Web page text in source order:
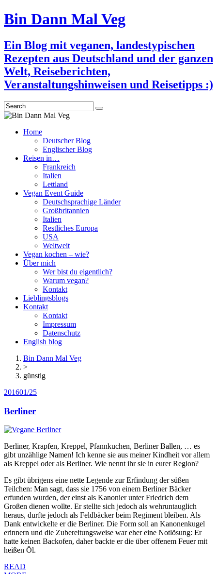
Bin Dann Mal Veg
Ein Blog mit veganen, landestypischen
Rezepten aus Deutschland und der ganzen
Welt, Reiseberichten,
Veranstaltungshinweisen und Reisetipps :)
Search
Home
Deutscher Blog
Englischer Blog
Reisen in…
Frankreich
Italien
Lettland
Vegan Event Guide
Deutschsprachige Länder
Großbritannien
Italien
Restliches Europa
USA
Weltweit
Vegan kochen – wie?
Über mich
Wer bist du eigentlich?
Warum vegan?
Kontakt
Lieblingsblogs
Kontakt
Kontakt
Impressum
Datenschutz
English blog
Bin Dann Mal Veg
>
günstig
201601/25
Berliner
Berliner, Krapfen, Kreppel, Pfannkuchen, Berliner Ballen, … es
gibt unzählige Namen! Ich kenne sie aus meiner Kindheit vor allem
als Kreppel oder als Berliner. Wie nennt ihr sie in eurer Region?
Es gibt übrigens eine nette Legende zur Erfindung der süßen
Teilchen: Man sagt, dass sie 1756 von einem Berliner Bäcker
erfunden wurden, der einst als Kanonier unter Friedrich dem
Großen dienen wollte. Er stellte sich jedoch als wehruntauglich
heraus, durfte jedoch als Feldbäcker beim Regiment bleiben. Als
Dank entwickelte er die Berliner. Die Form soll an Kanonenkugel
erinnern und die Zubereitungsweise war eher eine Notlösung: Er
hatte keinen Backofen, daher backte er die über offenem Feuer mit
heißen Öl.
READ